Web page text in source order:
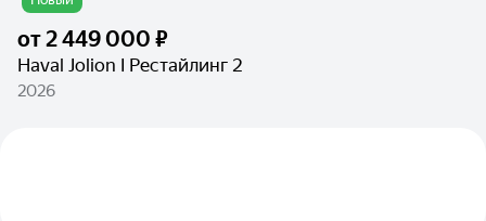
от2 449 000 ₽
Haval Jolion I Рестайлинг 2
2026